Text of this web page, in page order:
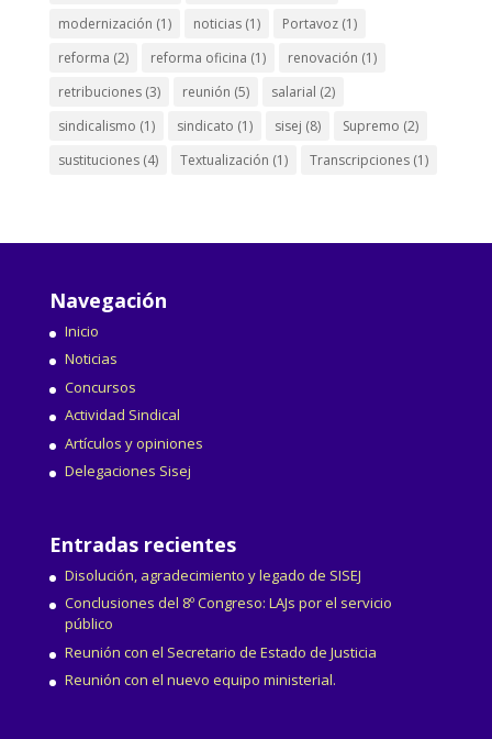
modernización (1) noticias(1) Portavoz(1)
reforma (2) reforma oficina (1) renovación (1)
retribuciones(3) reunión (5) salarial (2)
sindicalismo (1) sindicato (1) sisej (8) Supremo (2)
sustituciones(4) Textualización (1) Transcripciones(1)
Navegación
Inicio
Noticias
Concursos
Actividad Sindical
Artículos y opiniones
Delegaciones Sisej
Entradas recientes
Disolución, agradecimiento y legado de SISEJ
Conclusiones del 8º Congreso: LAJs por el servicio
público
Reunión con el Secretario de Estado de Justicia
Reunión con el nuevo equipo ministerial.